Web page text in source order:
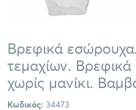
Βρεφικά
τεμαχίων.
χωρίς μανίκι.
Κωδικός: 34473